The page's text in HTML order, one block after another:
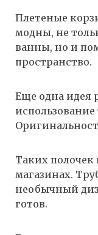
Плетеные
модны, не
ванны, но и
пространство.
Еще одна идея
Таких полочек
магазинах.
необычный
готов.